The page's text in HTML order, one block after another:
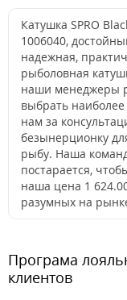
Катушка SPRO
1006040,
надежная,
рыболовная
наши менеджеры
выбрать
нам за
безынерционку
рыбу. Наша
постарается,
наша цена 1
разумных на
Програма
клиентов